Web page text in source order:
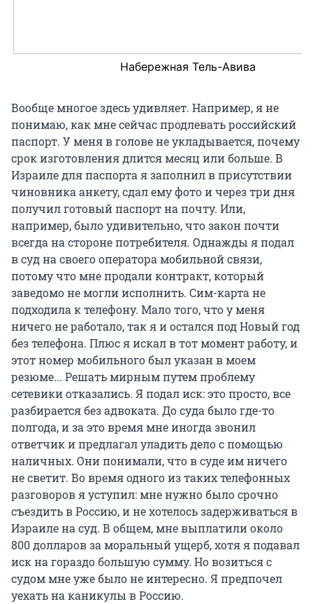
Набережная Тель-Авива
Вообще многое здесь удивляет. Например, я не
понимаю, как мне сейчас продлевать российский
паспорт. У меня в голове не укладывается, почему
срок изготовления длится месяц или больше. В
Израиле для паспорта я заполнил в присутствии
чиновника анкету, сдал ему фото и через три дня
получил готовый паспорт на почту. Или,
например, было удивительно, что закон почти
всегда на стороне потребителя. Однажды я подал
в суд на своего оператора мобильной связи,
потому что мне продали контракт, который
заведомо не могли исполнить. Сим-карта не
подходила к телефону. Мало того, что у меня
ничего не работало, так я и остался под Новый год
без телефона. Плюс я искал в тот момент работу, и
этот номер мобильного был указан в моем
резюме... Решать мирным путем проблему
сетевики отказались. Я подал иск: это просто, все
разбирается без адвоката. До суда было где-то
полгода, и за это время мне иногда звонил
ответчик и предлагал уладить дело с помощью
наличных. Они понимали, что в суде им ничего
не светит. Во время одного из таких телефонных
разговоров я уступил: мне нужно было срочно
съездить в Россию, и не хотелось задерживаться в
Израиле на суд. В общем, мне выплатили около
800 долларов за моральный ущерб, хотя я подавал
иск на гораздо большую сумму. Но возиться с
судом мне уже было не интересно. Я предпочел
уехать на каникулы в Россию.